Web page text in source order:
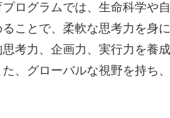
プログラムでは、生命科学や
ることで、柔軟な思考力を身
思考力、企画力、実行力を養
た、グローバルな視野を持ち